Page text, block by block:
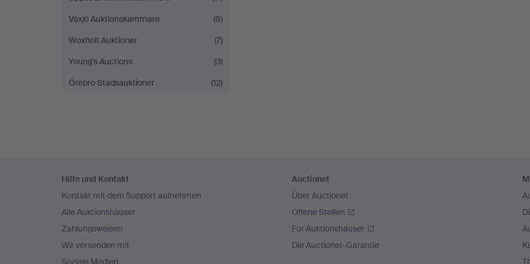
Växjö Auktionskammare
(9)
Woxholt Auktioner
(7)
Young's Auctions
(3)
Örebro Stadsauktioner
(12)
Navigation
Hilfe und Kontakt
Kontakt mit dem Support aufnehmen
Alle Auktionshäuser
Zahlungsweisen
Wir versenden mit
Soziale Medien
Auctionet
Über Auctionet
Offene Stellen
Für Auktionshäuser
Die Auctionet-Garantie